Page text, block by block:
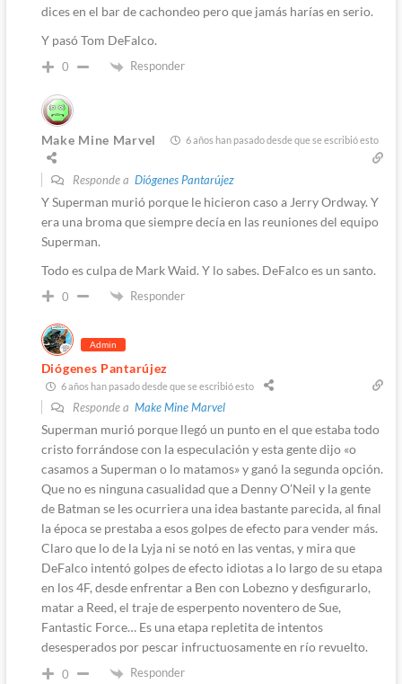
dices en el bar de cachondeo pero que jamás harías en serio.
Y pasó Tom DeFalco.
0 Responder
Make Mine Marvel 6 años han pasado desde que se escribió esto
Responde a Diógenes Pantarújez
Y Superman murió porque le hicieron caso a Jerry Ordway. Y
era una broma que siempre decía en las reuniones del equipo
Superman.
Todo es culpa de Mark Waid. Y lo sabes. DeFalco es un santo.
0 Responder
Admin
Diógenes Pantarújez
6 años han pasado desde que se escribió esto
Responde a Make Mine Marvel
Superman murió porque llegó un punto en el que estaba todo
cristo forrándose con la especulación y esta gente dijo «o
casamos a Superman o lo matamos» y ganó la segunda opción.
Que no es ninguna casualidad que a Denny O’Neil y la gente
de Batman se les ocurriera una idea bastante parecida, al final
la época se prestaba a esos golpes de efecto para vender más.
Claro que lo de la Lyja ni se notó en las ventas, y mira que
DeFalco intentó golpes de efecto idiotas a lo largo de su etapa
en los 4F, desde enfrentar a Ben con Lobezno y desfigurarlo,
matar a Reed, el traje de esperpento noventero de Sue,
Fantastic Force… Es una etapa repletita de intentos
desesperados por pescar infructuosamente en río revuelto.
0 Responder